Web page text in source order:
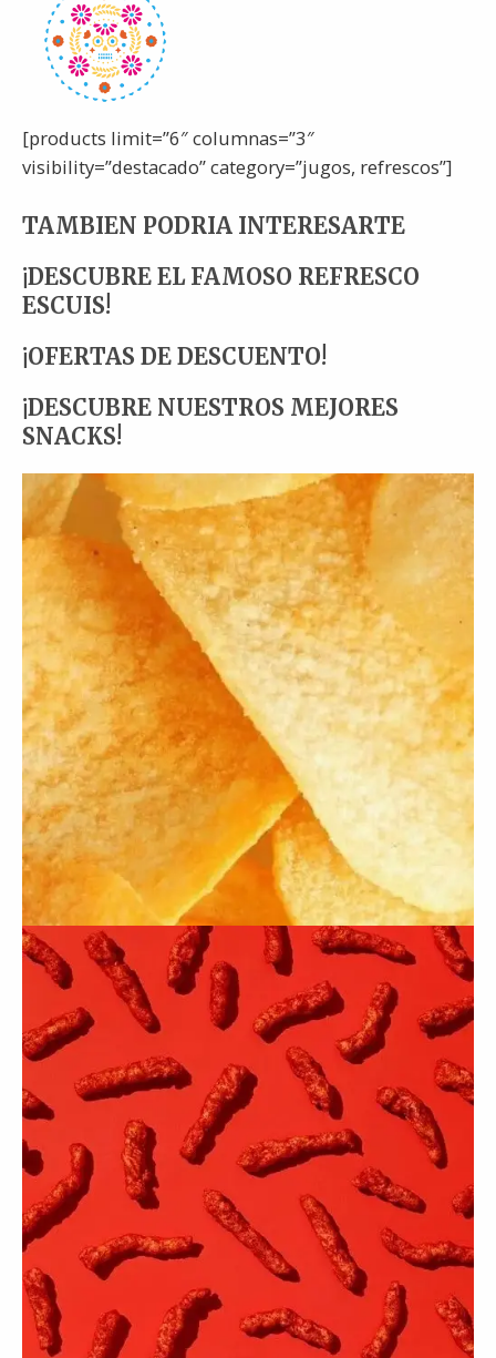
[products limit=”6″ columnas=”3″
visibility=”destacado” category=”jugos, refrescos”]
TAMBIEN PODRIA INTERESARTE
¡DESCUBRE EL FAMOSO REFRESCO
ESCUIS!
¡OFERTAS DE DESCUENTO!
¡DESCUBRE NUESTROS MEJORES
SNACKS!